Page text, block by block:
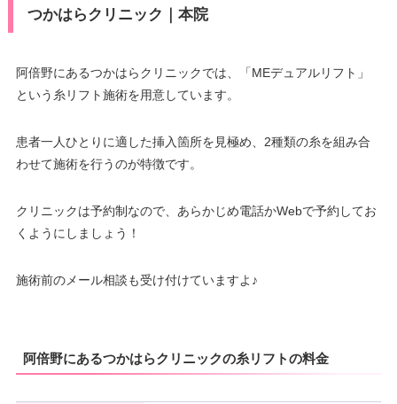
つかはらクリニック｜本院
阿倍野にあるつかはらクリニックでは、「MEデュアルリフト」
という糸リフト施術を用意しています。
患者一人ひとりに適した挿入箇所を見極め、2種類の糸を組み合
わせて施術を行うのが特徴です。
クリニックは予約制なので、あらかじめ電話かWebで予約してお
くようにしましょう！
施術前のメール相談も受け付けていますよ♪
阿倍野にあるつかはらクリニックの糸リフトの料金